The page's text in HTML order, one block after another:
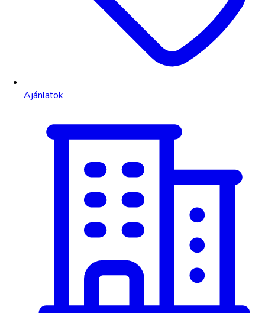
Ajánlatok